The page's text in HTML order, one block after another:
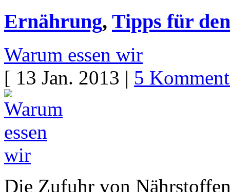
Ernährung, Tipps für
Warum essen wir
[ 13 Jan. 2013 | 5
Die Zufuhr von